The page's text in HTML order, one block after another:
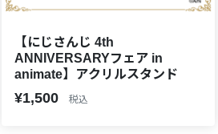
【にじさんじ 4th
ANNIVERSARYフェア in
animate】アクリルスタンド
¥1,500 税込